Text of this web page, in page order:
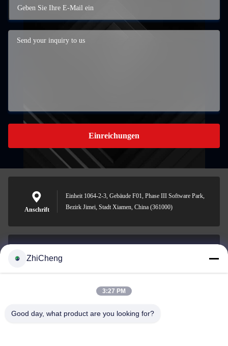
Einreichungen
Anschrift
Einheit 1064-2-3, Gebäude F01, Phase III Software Park,
Bezirk Jimei, Stadt Xiamen, China (361000)
0086-592-5636807
ZhiCheng
3:27 PM
Good day, what product are you looking for?